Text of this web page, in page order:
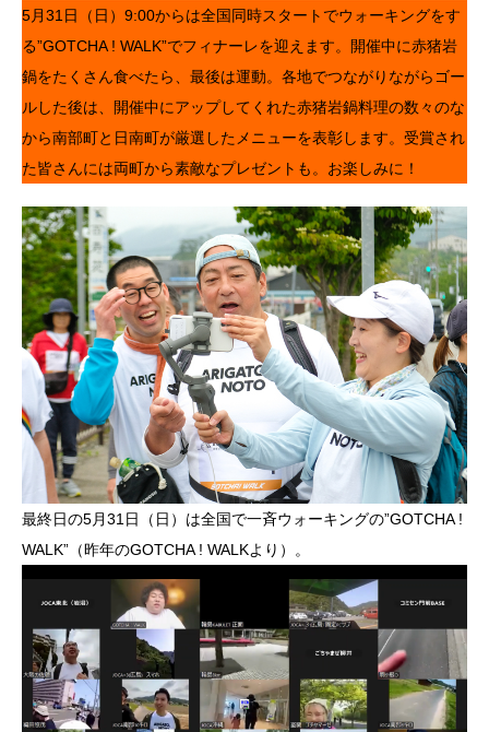
5月31日（日）9:00からは全国同時スタートでウォーキングをす
る”GOTCHA ! WALK”でフィナーレを迎えます。開催中に赤猪岩
鍋をたくさん食べたら、最後は運動。各地でつながりながらゴー
ルした後は、開催中にアップしてくれた赤猪岩鍋料理の数々のな
から南部町と日南町が厳選したメニューを表彰します。受賞され
た皆さんには両町から素敵なプレゼントも。お楽しみに！
最終日の5月31日（日）は全国で一斉ウォーキングの”GOTCHA !
WALK”（昨年のGOTCHA ! WALKより）。